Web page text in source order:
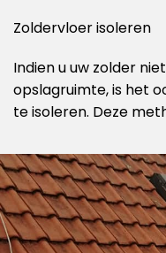
Zoldervloer isoleren
Indien u uw zolder
opslagruimte, is het
te isoleren. Deze